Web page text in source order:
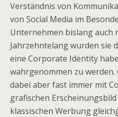
Verständnis von
von Social Media im
Unternehmen bislang auch
Jahrzehntelang wurden sie
eine Corporate Identity
wahrgenommen zu
dabei aber fast immer mit
grafischen
klassischen Werbung